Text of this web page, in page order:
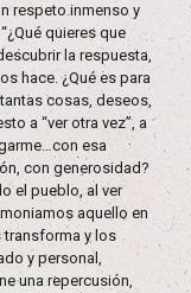
respeto inmenso y
quieres que
la respuesta,
hace. ¿Qué es para
cosas, deseos,
a “ver otra vez”, a
esa
con generosidad?
el pueblo, al ver
aquello en
transforma y los
y personal,
una repercusión,